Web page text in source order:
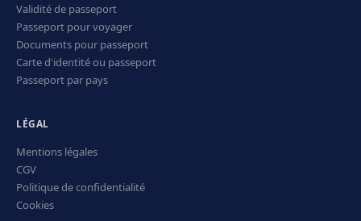
Validité de passeport
Passeport pour voyager
Documents pour passeport
Carte d'identité ou passeport
Passeport par pays
LÉGAL
Mentions légales
CGV
Politique de confidentialité
Cookies